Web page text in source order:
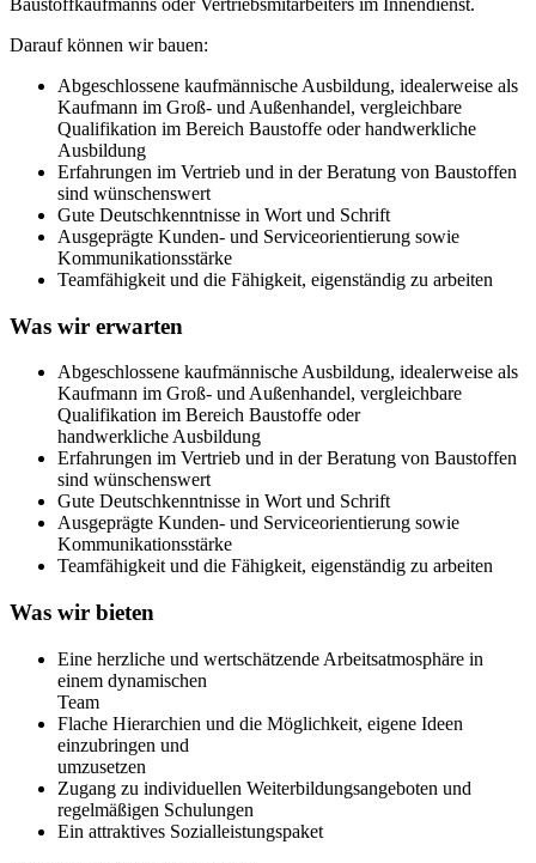
Baustoffkaufmanns oder Vertriebsmitarbeiters im Innendienst.
Darauf können wir bauen:
Abgeschlossene kaufmännische Ausbildung, idealerweise als
Kaufmann im Groß- und Außenhandel, vergleichbare
Qualifikation im Bereich Baustoffe oder handwerkliche
Ausbildung
Erfahrungen im Vertrieb und in der Beratung von Baustoffen
sind wünschenswert
Gute Deutschkenntnisse in Wort und Schrift
Ausgeprägte Kunden- und Serviceorientierung sowie
Kommunikationsstärke
Teamfähigkeit und die Fähigkeit, eigenständig zu arbeiten
Was wir erwarten
Abgeschlossene kaufmännische Ausbildung, idealerweise als
Kaufmann im Groß- und Außenhandel, vergleichbare
Qualifikation im Bereich Baustoffe oder
handwerkliche Ausbildung
Erfahrungen im Vertrieb und in der Beratung von Baustoffen
sind wünschenswert
Gute Deutschkenntnisse in Wort und Schrift
Ausgeprägte Kunden- und Serviceorientierung sowie
Kommunikationsstärke
Teamfähigkeit und die Fähigkeit, eigenständig zu arbeiten
Was wir bieten
Eine herzliche und wertschätzende Arbeitsatmosphäre in
einem dynamischen
Team
Flache Hierarchien und die Möglichkeit, eigene Ideen
einzubringen und
umzusetzen
Zugang zu individuellen Weiterbildungsangeboten und
regelmäßigen Schulungen
Ein attraktives Sozialleistungspaket